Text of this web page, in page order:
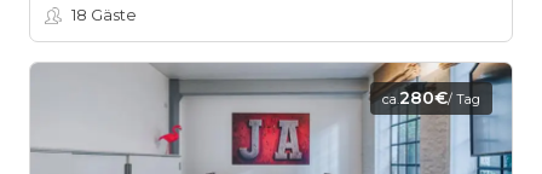
18 Gäste
ca.280€/ Tag